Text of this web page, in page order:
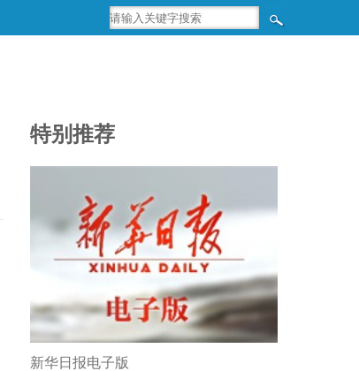
特别推荐
新华日报电子版